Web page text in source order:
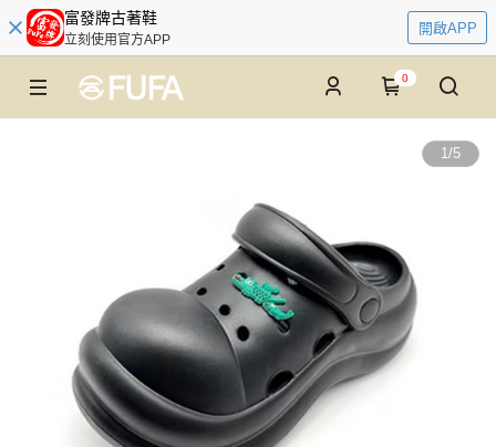
富發牌古著鞋
立刻使用官方APP
開啟APP
0
1/5